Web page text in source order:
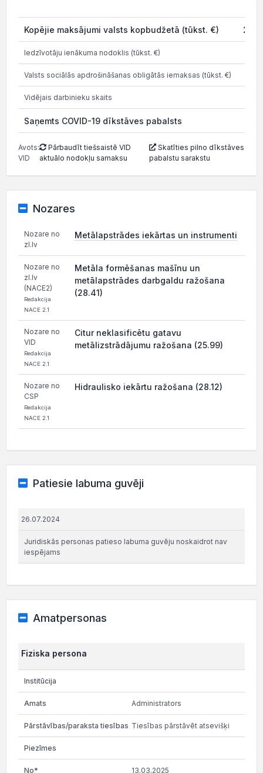
Kopējie maksājumi valsts kopbudžetā (tūkst. €)
Iedzīvotāju ienākuma nodoklis (tūkst. €)
Valsts sociālās apdrošināšanas obligātās iemaksas (tūkst. €)
Vidējais darbinieku skaits
Saņemts COVID-19 dīkstāves pabalsts
Avots:
VID
Pārbaudīt tiešsaistē VID
aktuālo nodokļu samaksu
Skatīties pilno dīkstāves
pabalstu sarakstu
Nozares
Nozare no
zl.lv
Metālapstrādes iekārtas un instrumenti
Nozare no
zl.lv
(NACE2)
Redakcija
NACE 2.1
Metāla formēšanas mašīnu un
metālapstrādes darbgaldu ražošana
(28.41)
Nozare no
VID
Redakcija
NACE 2.1
Citur neklasificētu gatavu
metālizstrādājumu ražošana (25.99)
Nozare no
CSP
Redakcija
NACE 2.1
Hidraulisko iekārtu ražošana (28.12)
Patiesie labuma guvēji
26.07.2024
Juridiskās personas patieso labuma guvēju noskaidrot nav
iespējams
Amatpersonas
Fiziska persona
Administrators
Tiesības pārstāvēt atsevišķi
13.03.2025